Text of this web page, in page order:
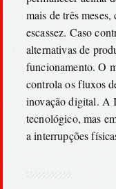
mais de três
escassez. Caso
alternativas de
funcionamento. O
controla os fluxos
inovação digital. A
tecnológico, mas
a interrupções